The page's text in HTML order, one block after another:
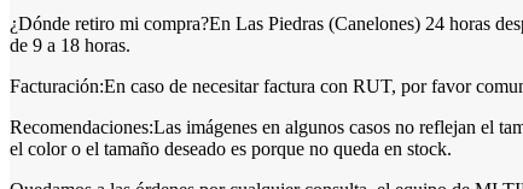
¿Dónde retiro mi compra?En Las Piedras (Canelones) 24 horas
de 9 a 18 horas.
Facturación:En caso de necesitar factura con RUT, por favor
Recomendaciones:Las imágenes en algunos casos no reflejan el
el color o el tamaño deseado es porque no queda en stock.